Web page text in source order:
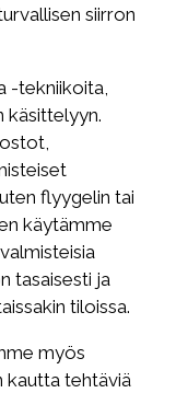
siirron
-tekniikoita,
käsittelyyn.
flyygelin tai
käytämme
tasaisesti ja
tiloissa.
myös
kautta tehtäviä